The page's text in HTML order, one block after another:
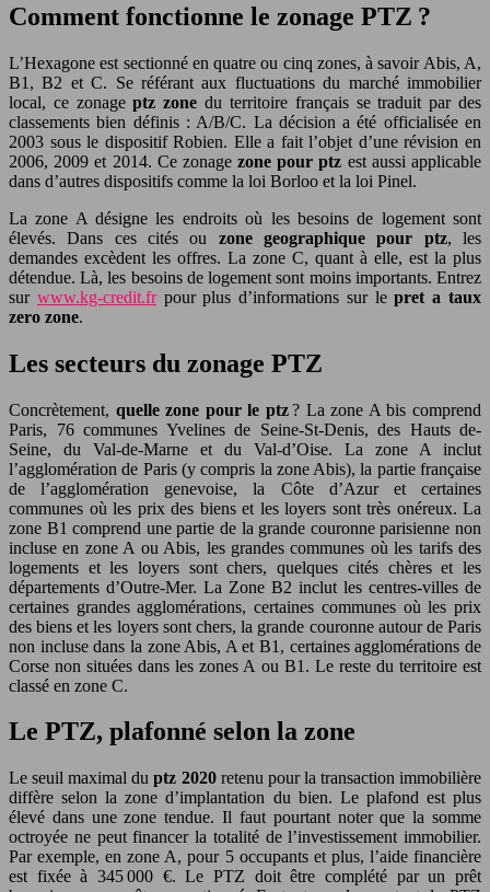
Comment fonctionne le zonage PTZ ?
L’Hexagone est sectionné en quatre ou cinq zones, à savoir Abis, A,
B1, B2 et C. Se référant aux fluctuations du marché immobilier
local, ce zonageptz zone du territoire français se traduit par des
classements bien définis : A/B/C. La décision a été officialisée en
2003 sous le dispositif Robien. Elle a fait l’objet d’une révision en
2006, 2009 et 2014. Ce zonagezone pour ptz est aussi applicable
dans d’autres dispositifs comme la loi Borloo et la loi Pinel.
La zone A désigne les endroits où les besoins de logement sont
élevés. Dans ces cités ou zone geographique pour ptz, les
demandes excèdent les offres. La zone C, quant à elle, est la plus
détendue. Là, les besoins de logement sont moins importants. Entrez
sur www.kg-credit.frpour plus d’informations sur lepret a taux
zero zone.
Les secteurs du zonage PTZ
Concrètement, quelle zone pour le ptz? La zone A bis comprend
Paris, 76 communes Yvelines de Seine-St-Denis, des Hauts de-
Seine, du Val-de-Marne et du Val-d’Oise. La zone A inclut
l’agglomération de Paris (y compris la zone Abis), la partie française
de l’agglomération genevoise, la Côte d’Azur et certaines
communes où les prix des biens et les loyers sont très onéreux. La
zone B1 comprend une partie de la grande couronne parisienne non
incluse en zone A ou Abis, les grandes communes où les tarifs des
logements et les loyers sont chers, quelques cités chères et les
départements d’Outre-Mer. La Zone B2 inclut les centres-villes de
certaines grandes agglomérations, certaines communes où les prix
des biens et les loyers sont chers, la grande couronne autour de Paris
non incluse dans la zone Abis, A et B1, certaines agglomérations de
Corse non situées dans les zones A ou B1. Le reste du territoire est
classé en zone C.
Le PTZ, plafonné selon la zone
Le seuil maximal duptz 2020retenu pour la transaction immobilière
diffère selon la zone d’implantation du bien. Le plafond est plus
élevé dans une zone tendue. Il faut pourtant noter que la somme
octroyée ne peut financer la totalité de l’investissement immobilier.
Par exemple, en zone A, pour 5 occupants et plus, l’aide financière
est fixée à 345 000 €. Le PTZ doit être complété par un prêt